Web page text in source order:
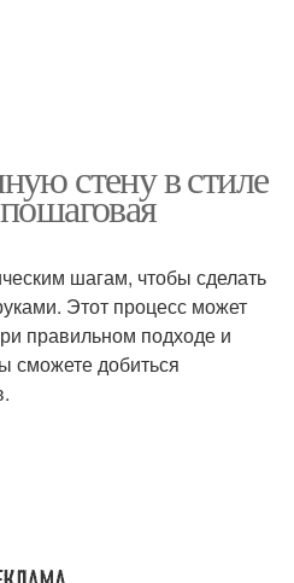
стену в стиле
шагам, чтобы сделать
Этот процесс может
правильном подходе и
сможете добиться